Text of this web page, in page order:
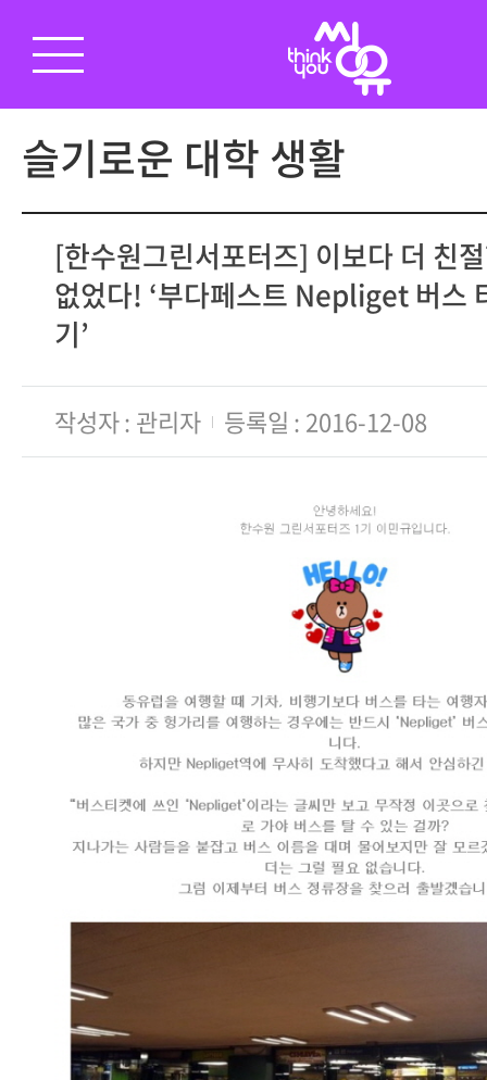
슬기로운 대학 생활
[한수원그린서포터즈] 이보다 더 친
없었다! ‘부다페스트 Nepliget 버스
기’
작성자 관리자 등록일 2016-12-08